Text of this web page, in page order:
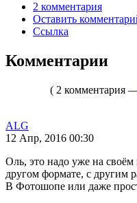
2 комментария
Оставить
Ссылка
Комментарии
( 2 комментария
ALG
12 Апр, 2016 00:30
Оль, это надо уже на своём
другом формате, с другим
В Фотошопе или даже